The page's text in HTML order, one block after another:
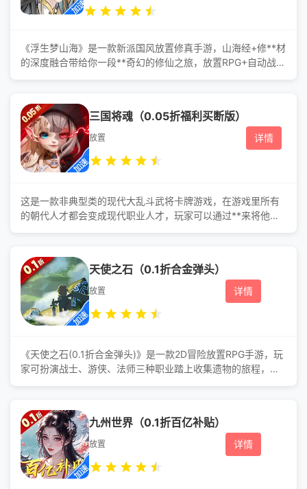
《浮生梦山海》是一款新派国风放置修真手游，山海经+修**材
的深度融合带给你一段**奇幻的修仙之旅，放置RPG+自动战斗
服献礼领**，免费领取400抽! ★境界晋升领**，**、神
魔、装备通通免费领! ★每日登录免费领取648代金券，购
买礼包不花钱! ★推图送6星
三国将魂（0.05折福利买断版）
放置 详情
这是一款非典型类的现代大乱斗武将卡牌游戏，在游戏里所有
的朝代人才都会变成现代职业人才，玩家可以通过**来将他们
等，*后是功成名就还是遗恨落败都在玩家的选择。 游戏福
利 1：0.05折代金版本人物道具时尚，少氪也能霸服!
2：进游即送满648元减648代金券，白嫖首充快乐游戏! 3
天使之石（0.1折合金弹头）
放置 详情
《天使之石(0.1折合金弹头)》是一款2D冒险放置RPG手游，玩
家可扮演战士、游侠、法师三种职业踏上收集遗物的旅程，消
帝齐天大圣套装，金币*100w，精制石*1w，紫钻*2000，每
日签到领取大额紫钻，更多好礼送不停。 3、连续登录送精
美皮肤、**紫钻
九州世界（0.1折百亿补贴）
放置 详情